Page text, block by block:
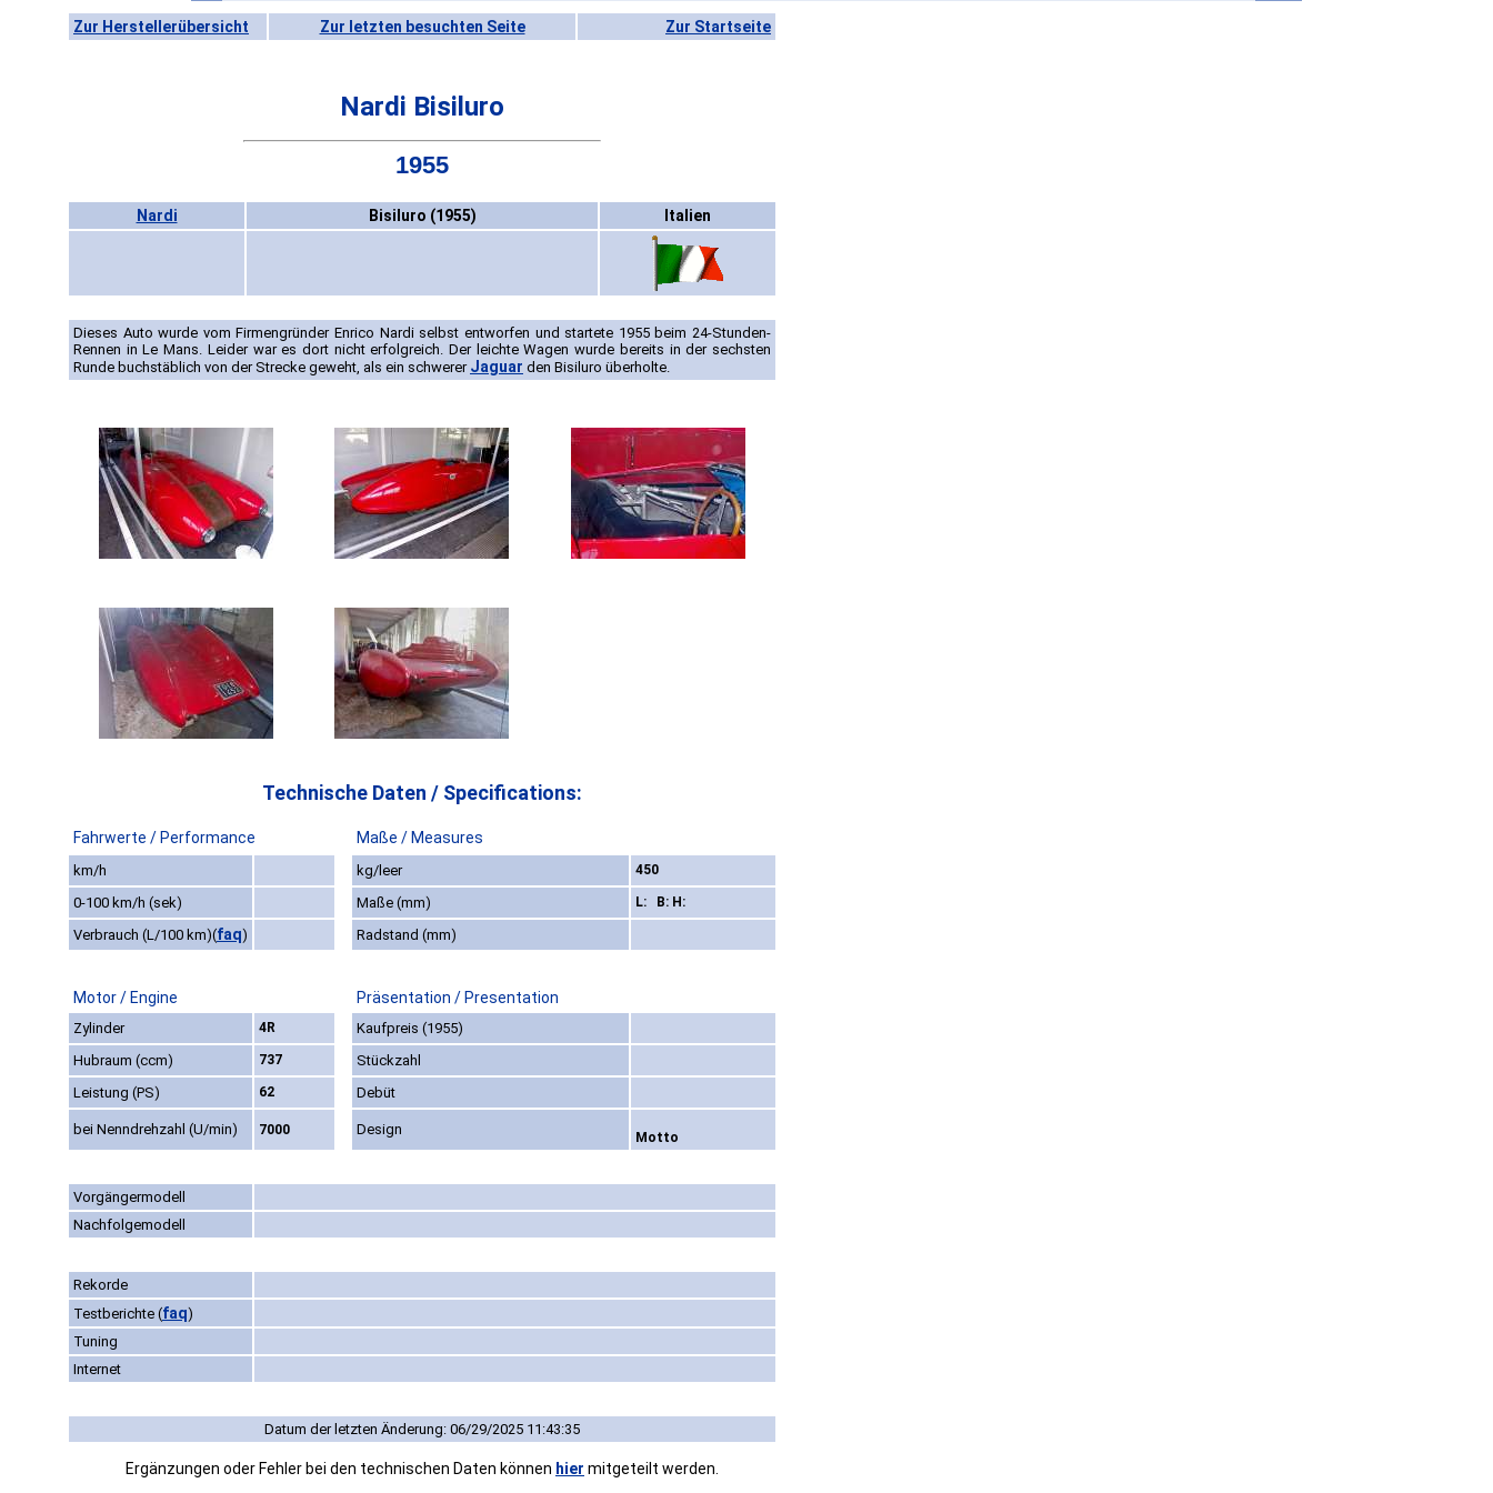
Zur Herstellerübersicht Zur letzten besuchten Seite Zur Startseite
Nardi Bisiluro
1955
Nardi Bisiluro (1955) Italien
Dieses Auto wurde vom Firmengründer Enrico Nardi selbst entworfen und startete 1955 beim 24-Stunden-
Rennen in Le Mans. Leider war es dort nicht erfolgreich. Der leichte Wagen wurde bereits in der sechsten
Runde buchstäblich von der Strecke geweht, als ein schwerer Jaguar den Bisiluro überholte.
Technische Daten / Specifications:
Fahrwerte / Performance Maße / Measures
km/h kg/leer 450
0-100 km/h (sek) Maße (mm) L: B: H:
Verbrauch (L/100 km)(faq) Radstand (mm)
Motor / Engine Präsentation / Presentation
Zylinder 4R
Kaufpreis (1955)
Hubraum (ccm)
737
Stückzahl
Leistung (PS)
62 Debüt
bei Nenndrehzahl (U/min) 7000 Design Motto
Vorgängermodell
Nachfolgemodell
Rekorde
Testberichte (faq)
Tuning
Internet
Datum der letzten Änderung: 06/29/2025 11:43:35
Ergänzungen oder Fehler bei den technischen Daten können hier mitgeteilt werden.